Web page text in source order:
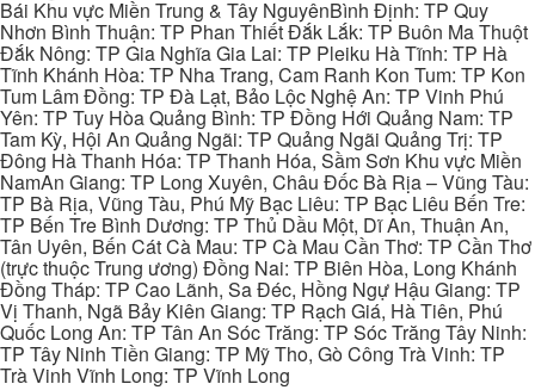
Bái Khu vực Miền Trung & Tây NguyênBình Định: TP Quy
Nhơn Bình Thuận: TP Phan Thiết Đắk Lắk: TP Buôn Ma Thuột
Đắk Nông: TP Gia Nghĩa Gia Lai: TP Pleiku Hà Tĩnh: TP Hà
Tĩnh Khánh Hòa: TP Nha Trang, Cam Ranh Kon Tum: TP Kon
Tum Lâm Đồng: TP Đà Lạt, Bảo Lộc Nghệ An: TP Vinh Phú
Yên: TP Tuy Hòa Quảng Bình: TP Đồng Hới Quảng Nam: TP
Tam Kỳ, Hội An Quảng Ngãi: TP Quảng Ngãi Quảng Trị: TP
Đông Hà Thanh Hóa: TP Thanh Hóa, Sầm Sơn Khu vực Miền
NamAn Giang: TP Long Xuyên, Châu Đốc Bà Rịa – Vũng Tàu:
TP Bà Rịa, Vũng Tàu, Phú Mỹ Bạc Liêu: TP Bạc Liêu Bến Tre:
TP Bến Tre Bình Dương: TP Thủ Dầu Một, Dĩ An, Thuận An,
Tân Uyên, Bến Cát Cà Mau: TP Cà Mau Cần Thơ: TP Cần Thơ
(trực thuộc Trung ương) Đồng Nai: TP Biên Hòa, Long Khánh
Đồng Tháp: TP Cao Lãnh, Sa Đéc, Hồng Ngự Hậu Giang: TP
Vị Thanh, Ngã Bảy Kiên Giang: TP Rạch Giá, Hà Tiên, Phú
Quốc Long An: TP Tân An Sóc Trăng: TP Sóc Trăng Tây Ninh:
TP Tây Ninh Tiền Giang: TP Mỹ Tho, Gò Công Trà Vinh: TP
Trà Vinh Vĩnh Long: TP Vĩnh Long